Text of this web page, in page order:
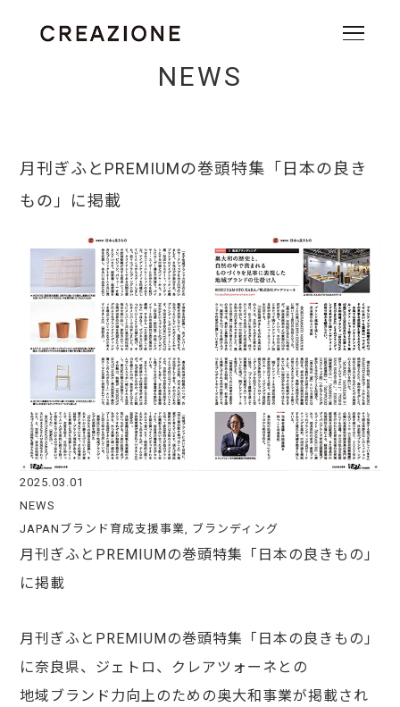
NEWS
月刊ぎふとPREMIUMの巻頭特集「日本の良き
もの」に掲載
2025.03.01
NEWS
JAPANブランド育成支援事業, ブランディング
月刊ぎふとPREMIUMの巻頭特集「日本の良きもの」
に掲載
月刊ぎふとPREMIUMの巻頭特集「日本の良きもの」
に奈良県、ジェトロ、クレアツォーネとの
地域ブランド力向上のための奥大和事業が掲載され